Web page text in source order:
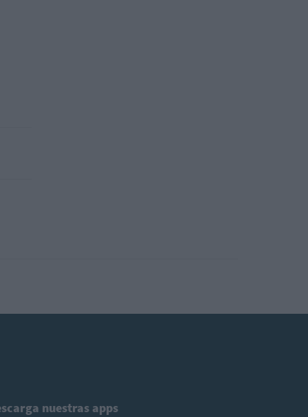
nuestras apps